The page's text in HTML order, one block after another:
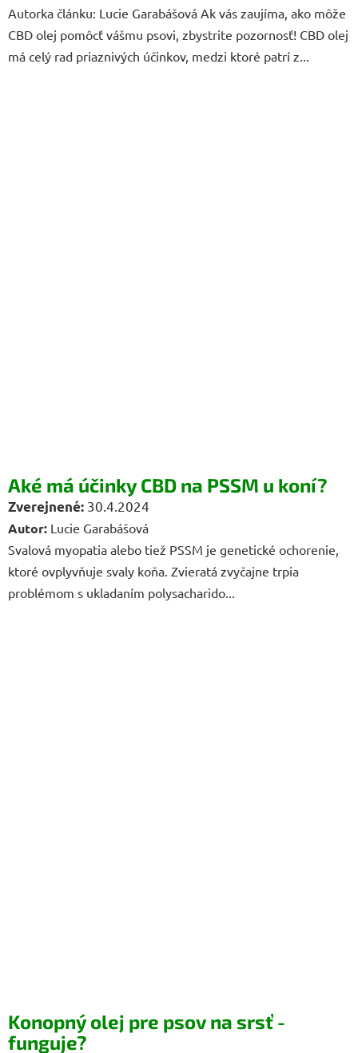
Autorka článku: Lucie Garabášová Ak vás zaujíma, ako môže
CBD olej pomôcť vášmu psovi, zbystrite pozornosť! CBD olej
má celý rad priaznivých účinkov, medzi ktoré patrí z...
Aké má účinky CBD na PSSM u koní?
30.4.2024
Autor: Lucie Garabášová
Svalová myopatia alebo tiež PSSM je genetické ochorenie,
ktoré ovplyvňuje svaly koňa. Zvieratá zvyčajne trpia
problémom s ukladaním polysacharido...
Konopný olej pre psov na srsť -
funguje?